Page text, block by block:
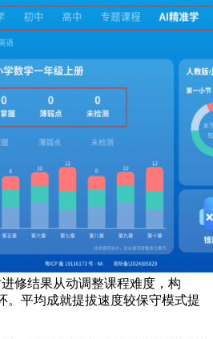
修结果从动调整课程难度，构
。平均成就提拔速度较保守模式提